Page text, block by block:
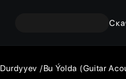
Bu Ýolda (Guitar